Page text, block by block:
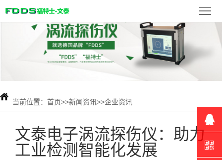
首
品
展
新
闻
检 当前位置： 首页>>新闻资讯>>企业资讯
文泰电子涡流探伤仪：助力
工业检测智能化发展